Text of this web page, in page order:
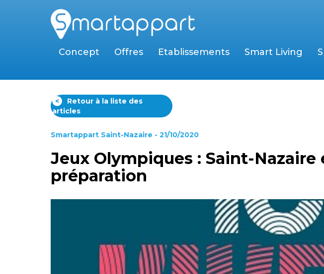
Concept Offres Etablissements Smart Living
<
Retour à la liste des
articles
Smartappart Saint-Nazaire - 21/10/2020
Jeux Olympiques : Saint-
préparation